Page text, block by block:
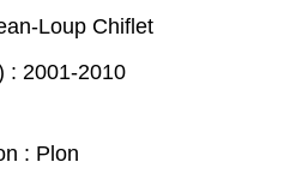
Loup Chiflet
: 2001-2010
: Plon